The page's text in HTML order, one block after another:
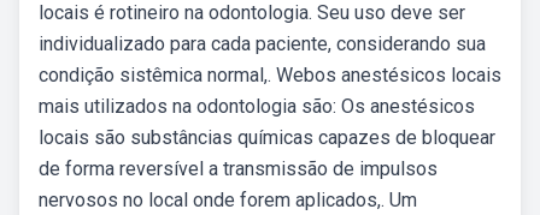
locais é rotineiro na odontologia. Seu uso deve ser
individualizado para cada paciente, considerando sua
condição sistêmica normal,. Webos anestésicos locais
mais utilizados na odontologia são: Os anestésicos
locais são substâncias químicas capazes de bloquear
de forma reversível a transmissão de impulsos
nervosos no local onde forem aplicados,. Um